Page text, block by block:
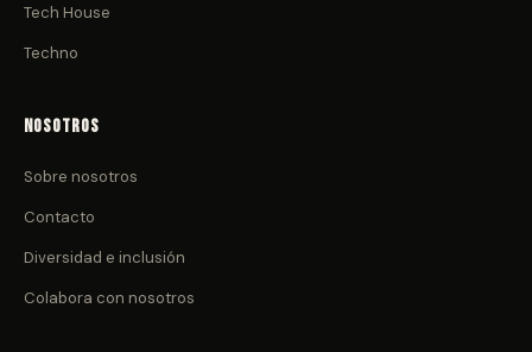
Tech House
Techno
Nosotros
Sobre nosotros
Contacto
Diversidad e inclusión
Colabora con nosotros